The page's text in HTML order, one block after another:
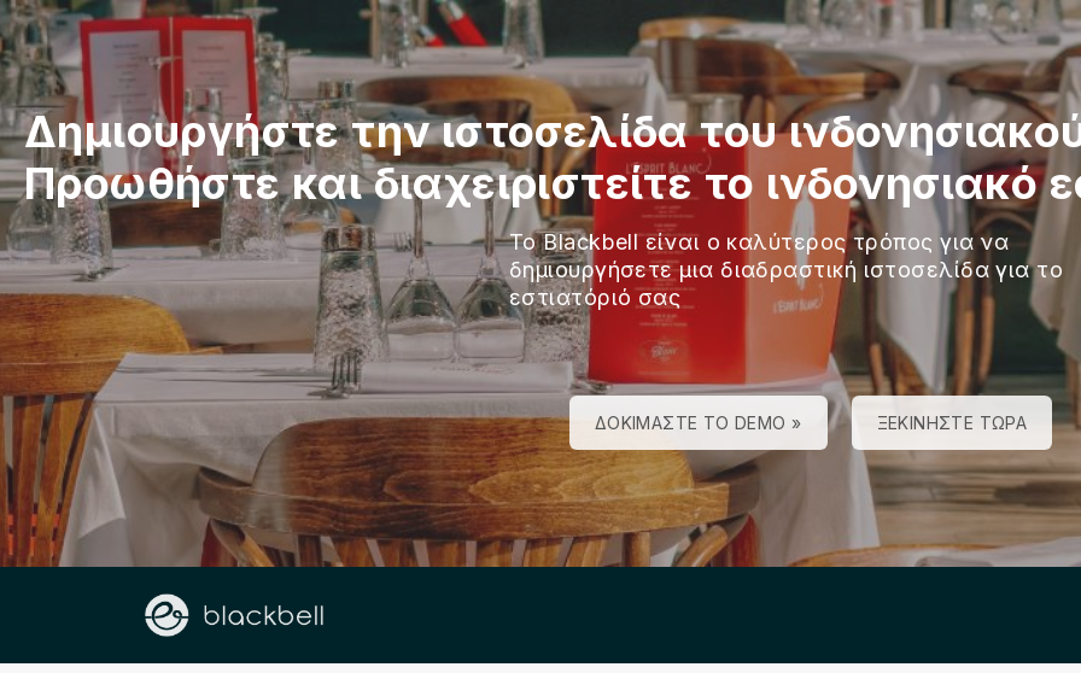
Δημιουργήστε την ιστοσελίδα του
Προωθήστε και διαχειριστείτε το ινδονησιακό
Το Blackbell είναι ο καλύτερος τρόπος για να
δημιουργήσετε μια διαδραστική ιστοσελίδα για το
εστιατόριό σας
ΔΟΚΙΜΆΣΤΕ ΤΟ DEMO » ΞΕΚΙΝΉΣΤΕ ΤΏΡΑ
Σχετικά με εμάς